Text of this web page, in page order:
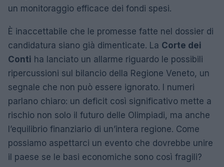
un monitoraggio efficace dei fondi spesi.
È inaccettabile che le promesse fatte nel dossier di
candidatura siano già dimenticate. La Corte dei
Conti ha lanciato un allarme riguardo le possibili
ripercussioni sul bilancio della Regione Veneto, un
segnale che non può essere ignorato. I numeri
parlano chiaro: un deficit così significativo mette a
rischio non solo il futuro delle Olimpiadi, ma anche
l’equilibrio finanziario di un’intera regione. Come
possiamo aspettarci un evento che dovrebbe unire
il paese se le basi economiche sono così fragili?